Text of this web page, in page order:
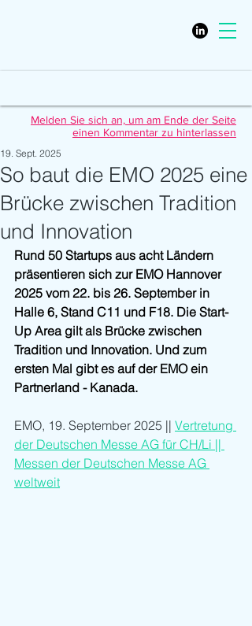
Melden Sie sich an, um am Ende der Seite
einen Kommentar zu hinterlassen
So baut die EMO 2025 eine
Brücke zwischen Tradition
und Innovation
19. Sept. 2025
Rund 50 Startups aus acht Ländern
präsentieren sich zur EMO Hannover
2025 vom 22. bis 26. September in
Halle 6, Stand C11 und F18. Die Start-
Up Area gilt als Brücke zwischen
Tradition und Innovation. Und zum
ersten Mal gibt es auf der EMO ein
Partnerland - Kanada.
EMO, 19. September 2025 || Vertretung
der Deutschen Messe AG für CH/Li ||
Messen der Deutschen Messe AG
weltweit